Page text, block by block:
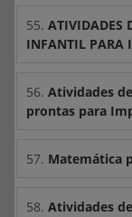
55. ATIVIDADES
INFANTIL PARA
56. Atividades
prontas para
57. Matemática
58. Atividades